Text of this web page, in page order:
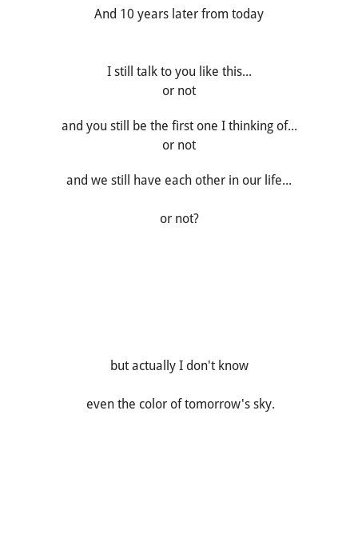
And 10 years later from today
I still talk to you like this...
or not
and you still be the first one I thinking of...
or not
and we still have each other in our life...
or not?
but actually I don't know
even the color of tomorrow's sky.